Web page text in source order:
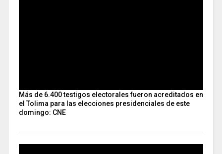
Más de 6.400 testigos electorales fueron acreditados en
el Tolima para las elecciones presidenciales de este
domingo: CNE